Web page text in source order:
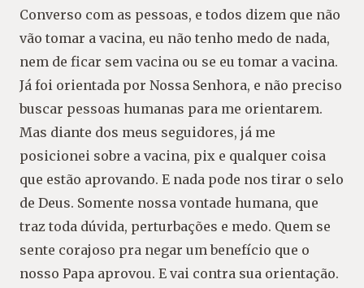
Converso com as pessoas, e todos dizem que não
vão tomar a vacina, eu não tenho medo de nada,
nem de ficar sem vacina ou se eu tomar a vacina.
Já foi orientada por Nossa Senhora, e não preciso
buscar pessoas humanas para me orientarem.
Mas diante dos meus seguidores, já me
posicionei sobre a vacina, pix e qualquer coisa
que estão aprovando. E nada pode nos tirar o selo
de Deus. Somente nossa vontade humana, que
traz toda dúvida, perturbações e medo. Quem se
sente corajoso pra negar um benefício que o
nosso Papa aprovou. E vai contra sua orientação.